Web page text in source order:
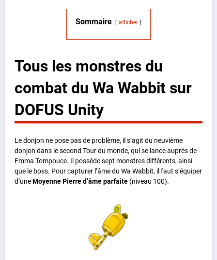
Sommaire afficher
Tous les monstres du
combat du Wa Wabbit sur
DOFUS Unity
Le donjon ne pose pas de problème, il s’agit du neuvième
donjon dans le second Tour du monde, qui se lance auprès de
Emma Tompouce. Il possède sept monstres différents, ainsi
que le boss. Pour capturer l’âme du Wa Wabbit, il faut s’équiper
d’uneMoyenne Pierre d’âme parfaite (niveau 100).